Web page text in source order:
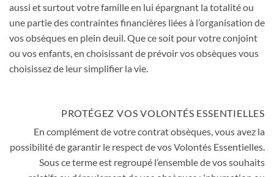
aussi et surtout votre famille en lui épargnant la totalité ou
une partie des contraintes financières liées à l’organisation de
vos obsèques en plein deuil. Que ce soit pour votre conjoint
ou vos enfants, en choisissant de prévoir vos obsèques vous
choisissez de leur simplifier la vie.
PROTÉGEZ VOS VOLONTÉS ESSENTIELLES
En complément de votre contrat obsèques, vous avez la
possibilité de garantir le respect de vosVolontés Essentielles.
Sous ce terme est regroupé l’ensemble de vos souhaits